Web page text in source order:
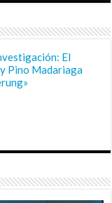
El
Pino Madariaga